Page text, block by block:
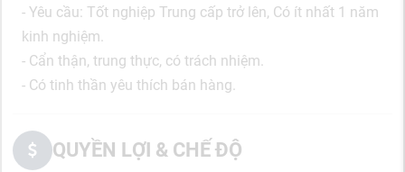
- Yêu cầu: Tốt nghiệp Trung cấp trở lên, Có ít nhất 1 năm
kinh nghiệm.
- Cẩn thận, trung thực, có trách nhiệm.
- Có tinh thần yêu thích bán hàng.
QUYỀN LỢI & CHẾ ĐỘ